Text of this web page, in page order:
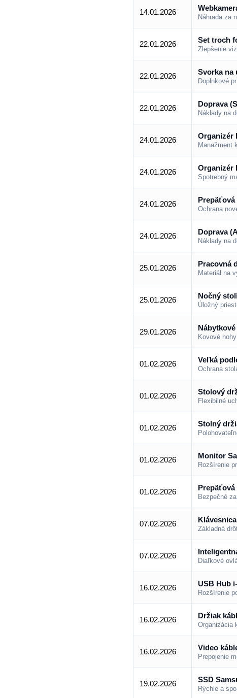
14.01.2026
Náhrada za
22.01.2026 Set troch
Zlepšenie
22.01.2026 Svorka na
Doplnkové
22.01.2026 Doprava
Náklady na
24.01.2026 Organizér
Manažment
24.01.2026 Organizér
Spotrebný
24.01.2026 Prepäťová
Ochrana
24.01.2026 Doprava
Náklady na
25.01.2026 Pracovná
Materiál na
25.01.2026 Nočný
Úložný
29.01.2026
Kovové
01.02.2026 Veľká
Ochrana
01.02.2026 Stolový
Flexibilné
01.02.2026 Stolný
01.02.2026 Monitor
Rozšírenie
01.02.2026 Prepäťová
Bezpečné
07.02.2026
Základná
07.02.2026
Diaľkové
16.02.2026 USB Hub
Rozšírenie
16.02.2026 Držiak
Organizácia
16.02.2026 Video
Prepojenie
19.02.2026 SSD
Rýchle a